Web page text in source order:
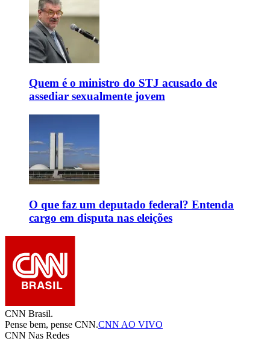
Quem é o ministro do STJ acusado de
assediar sexualmente jovem
O que faz um deputado federal? Entenda
cargo em disputa nas eleições
CNN Brasil.
Pense bem, pense CNN.CNN AO VIVO
CNN Nas Redes